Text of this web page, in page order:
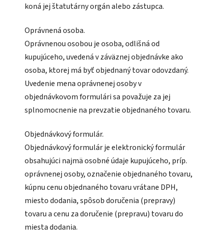
koná jej štatutárny orgán alebo zástupca.
Oprávnená osoba.
Oprávnenou osobou je osoba, odlišná od
kupujúceho, uvedená v záväznej objednávke ako
osoba, ktorej má byť objednaný tovar odovzdaný.
Uvedenie mena oprávnenej osoby v
objednávkovom formulári sa považuje za jej
splnomocnenie na prevzatie objednaného tovaru.
Objednávkový formulár.
Objednávkový formulár je elektronický formulár
obsahujúci najmä osobné údaje kupujúceho, príp.
oprávnenej osoby, označenie objednaného tovaru,
kúpnu cenu objednaného tovaru vrátane DPH,
miesto dodania, spôsob doručenia (prepravy)
tovaru a cenu za doručenie (prepravu) tovaru do
miesta dodania.